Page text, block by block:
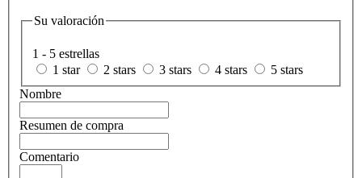
Su valoración
1 - 5 estrellas
1 star
2 stars 3 stars 4 stars
5 stars
Nombre
Resumen de compra
Comentario